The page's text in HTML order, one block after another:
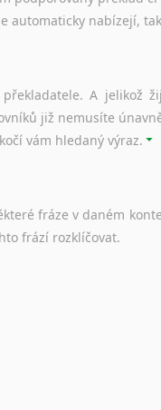
automaticky nabízejí,
A jelikož
již nemusíte
vám hledaný výraz.
fráze v daném
frází rozklíčovat.